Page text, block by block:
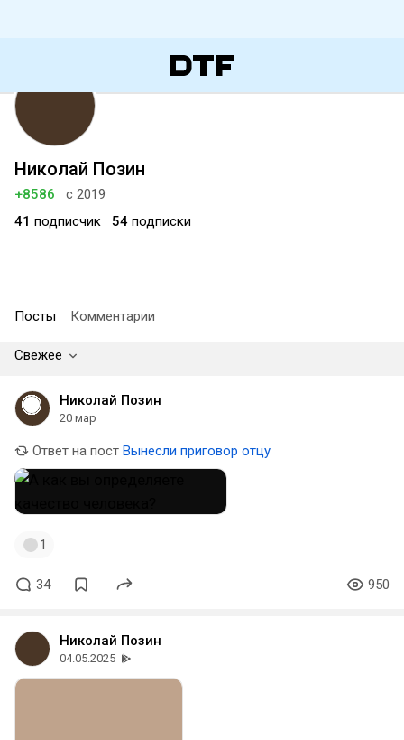
Николай Позин
+8586
с 2019
41 подписчик 54 подписки
Посты Комментарии
Свежее
Николай Позин
20 мар
Ответ на пост Вынесли приговор отцу
1
34 950
Николай Позин
04.05.2025